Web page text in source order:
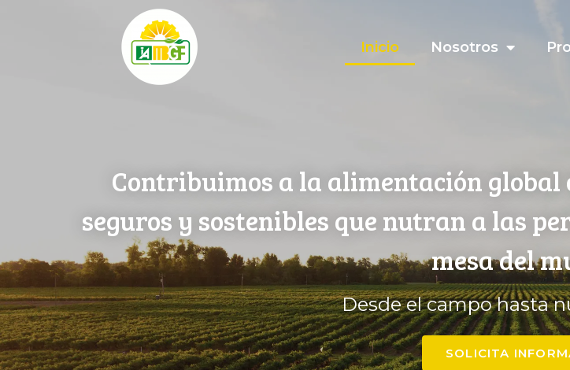
Inicio Nosotros
Contribuimos a la alimentación
seguros y sostenibles que nutran a las
mesa del
Desde el campo hasta
SOLICITA